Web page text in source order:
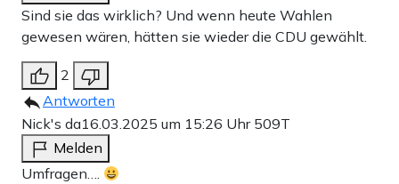
Sind sie das wirklich? Und wenn heute Wahlen
gewesen wären, hätten sie wieder die CDU gewählt.
2
Antworten
Nick's da16.03.2025 um 15:26 Uhr 509T
Melden
Umfragen….